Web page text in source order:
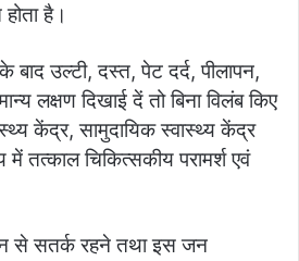
है।
उल्टी, दस्त, पेट दर्द, पीलापन,
लक्षण दिखाई दें तो बिना विलंब किए
केंद्र, सामुदायिक स्वास्थ्य केंद्र
तत्काल चिकित्सकीय परामर्श एवं
से सतर्क रहने तथा इस जन